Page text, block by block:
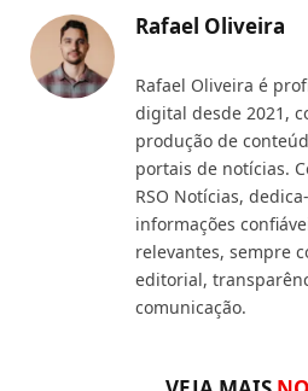
Rafael Oliveira
Rafael Oliveira é
digital desde 2021,
produção de
portais de notícias.
RSO Notícias,
informações
relevantes, sempre
editorial,
comunicação.